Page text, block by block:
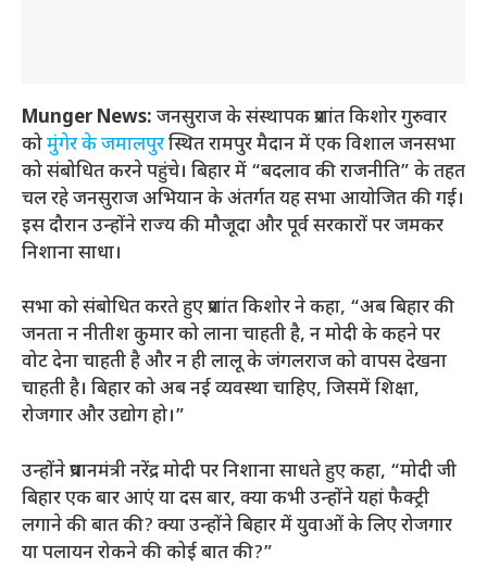
Munger News: जनसुराज के संस्थापक प्रशांत किशोर गुरुवार
कोमुंगेर के जमालपुरस्थित रामपुर मैदान में एक विशाल जनसभा
को संबोधित करने पहुंचे। बिहार में “बदलाव की राजनीति” के तहत
चल रहे जनसुराज अभियान के अंतर्गत यह सभा आयोजित की गई।
इस दौरान उन्होंने राज्य की मौजूदा और पूर्व सरकारों पर जमकर
निशाना साधा।
सभा को संबोधित करते हुए प्रशांत किशोर ने कहा, “अब बिहार की
जनता न नीतीश कुमार को लाना चाहती है, न मोदी के कहने पर
वोट देना चाहती है और न ही लालू के जंगलराज को वापस देखना
चाहती है। बिहार को अब नई व्यवस्था चाहिए, जिसमें शिक्षा,
रोजगार और उद्योग हो।”
उन्होंने प्रधानमंत्री नरेंद्र मोदी पर निशाना साधते हुए कहा, “मोदी जी
बिहार एक बार आएं या दस बार, क्या कभी उन्होंने यहां फैक्ट्री
लगाने की बात की? क्या उन्होंने बिहार में युवाओं के लिए रोजगार
या पलायन रोकने की कोई बात की?”